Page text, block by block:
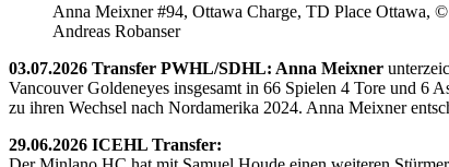
Anna Meixner #94, Ottawa Charge, TD Place Ottawa,
Andreas Robanser
03.07.2026 Transfer PWHL/SDHL: Anna Meixner
Vancouver Goldeneyes insgesamt in 66 Spielen 4 Tore und 6
zu ihren Wechsel nach Nordamerika 2024. Anna Meixner
29.06.2026 ICEHL Transfer: